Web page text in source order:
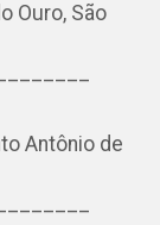
Ouro, São
Antônio de